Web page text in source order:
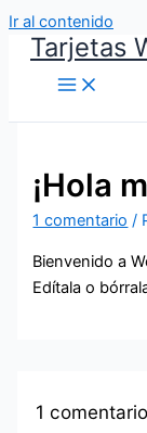
Ir al contenido
Tarjetas
¡Hola
1 comentario /
Bienvenido a
Edítala o
1